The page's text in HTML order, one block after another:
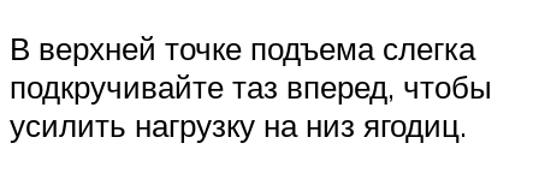
В верхней точке подъема слегка
подкручивайте таз вперед, чтобы
усилить нагрузку на низ ягодиц.